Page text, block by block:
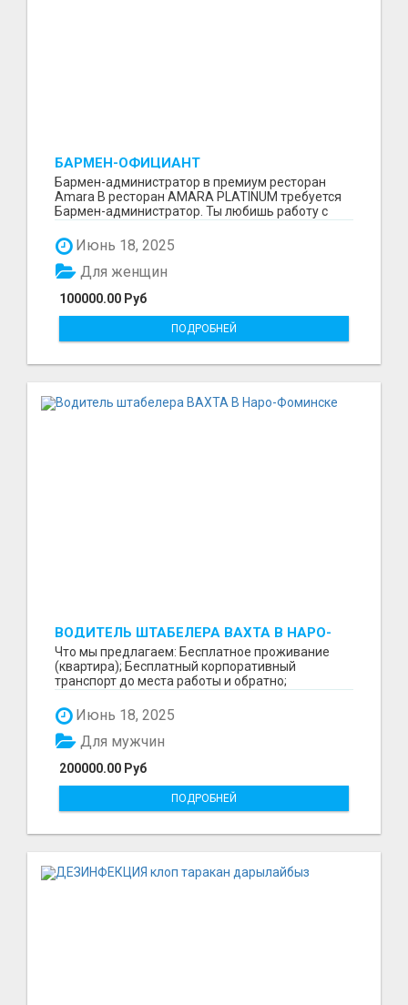
БАРМЕН-ОФИЦИАНТ
Бармен-администратор в премиум ресторан
Amara В ресторан AMARA PLATINUM требуется
Бармен-администратор. Ты любишь работу с
Июнь 18, 2025
100000.00 Руб
Для женщин
ПОДРОБНЕЙ
ВОДИТЕЛЬ ШТАБЕЛЕРА ВАХТА В НАРО-
ФОМИНСКЕ
Что мы предлагаем: Бесплатное проживание
(квартира); Бесплатный корпоративный
транспорт до места работы и обратно;
Июнь 18, 2025
200000.00 Руб
Для мужчин
ПОДРОБНЕЙ